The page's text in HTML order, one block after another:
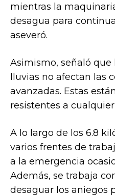
mientras la
desagua para
aseveró.
Asimismo, señaló
lluvias no afectan las
avanzadas. Estas
resistentes a
A lo largo de los 6.8
varios frentes de
a la emergencia
Además, se trabaja
desaguar los aniegos